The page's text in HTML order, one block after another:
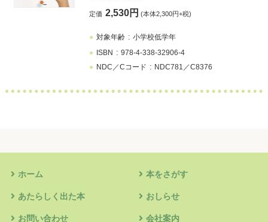
定価 2,530円 (本体2,300円+税)
対象年齢
小学校低学年
ISBN
978-4-338-32906-4
NDC／Cコード
NDC781／C8376
ホーム 本をさがす
あたらしく出た本 おしらせ
お問い合わせ 会社案内